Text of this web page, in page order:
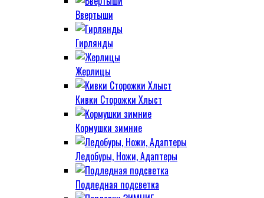
Ввертыши
Гирлянды
Жерлицы
Кивки Сторожки Хлыст
Кормушки зимние
Ледобуры, Ножи, Адаптеры
Подледная подсветка